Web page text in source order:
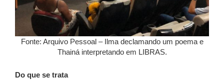
Fonte: Arquivo Pessoal – Ilma declamando um poema e
Thainá interpretando em LIBRAS.
Do que se trata